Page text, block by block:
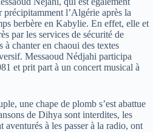
l’Algérie après la
berbère en Kabylie. En effet, elle et
par les services de sécurité de
à chanter en chaoui des textes
Messaoud Nédjahi participa
et prit part à un concert musical à
une chape de plomb s’est abattue
de Dihya sont interdites, les
aventurés à les passer à la radio, ont